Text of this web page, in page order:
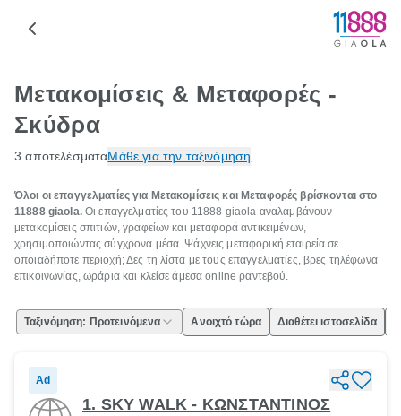
Μετακομίσεις & Μεταφορές -
Σκύδρα
3 αποτελέσματαΜάθε για την ταξινόμηση
Όλοι οι επαγγελματίες για Μετακομίσεις και Μεταφορές βρίσκονται στο
11888 giaola.Οι επαγγελματίες του 11888 giaola αναλαμβάνουν
μετακομίσεις σπιτιών, γραφείων και μεταφορά αντικειμένων,
χρησιμοποιώντας σύγχρονα μέσα. Ψάχνεις μεταφορική εταιρεία σε
οποιαδήποτε περιοχή; Δες τη λίστα με τους επαγγελματίες, βρες τηλέφωνα
επικοινωνίας, ωράρια και κλείσε άμεσα online ραντεβού.
Ταξινόμηση: Προτεινόμενα Ανοιχτό τώρα Διαθέτει ιστοσελίδα
Ad
1. SKY WALK - ΚΩΝΣΤΑΝΤΙΝΟΣ